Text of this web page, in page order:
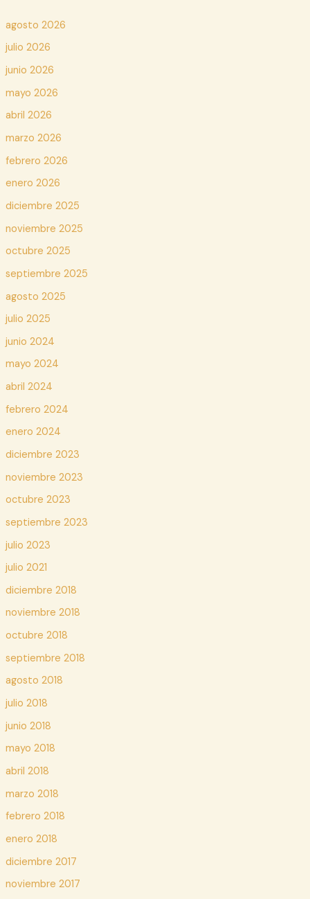
agosto 2026
julio 2026
junio 2026
mayo 2026
abril 2026
marzo 2026
febrero 2026
enero 2026
diciembre 2025
noviembre 2025
octubre 2025
septiembre 2025
agosto 2025
julio 2025
junio 2024
mayo 2024
abril 2024
febrero 2024
enero 2024
diciembre 2023
noviembre 2023
octubre 2023
septiembre 2023
julio 2023
julio 2021
diciembre 2018
noviembre 2018
octubre 2018
septiembre 2018
agosto 2018
julio 2018
junio 2018
mayo 2018
abril 2018
marzo 2018
febrero 2018
enero 2018
diciembre 2017
noviembre 2017